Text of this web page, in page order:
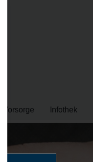
Vorsorge Infothek